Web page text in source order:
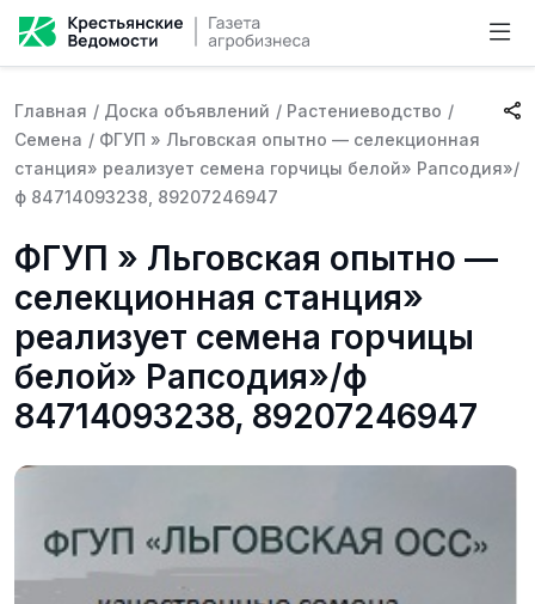
Главная / Доска объявлений / Растениеводство /
Семена / ФГУП » Льговская опытно — селекционная
станция» реализует семена горчицы белой» Рапсодия»/
ф 84714093238, 89207246947
ФГУП » Льговская опытно —
селекционная станция»
реализует семена горчицы
белой» Рапсодия»/ф
84714093238, 89207246947